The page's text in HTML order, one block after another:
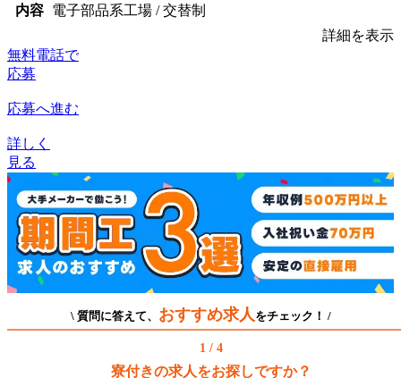
内容
電子部品系工場 / 交替制
詳細を表示
無料電話で
応募
応募へ進む
詳しく
見る
\ 質問に答えて、 おすすめ求人 をチェック！ /
1 / 4
寮付きの求人をお探しですか？